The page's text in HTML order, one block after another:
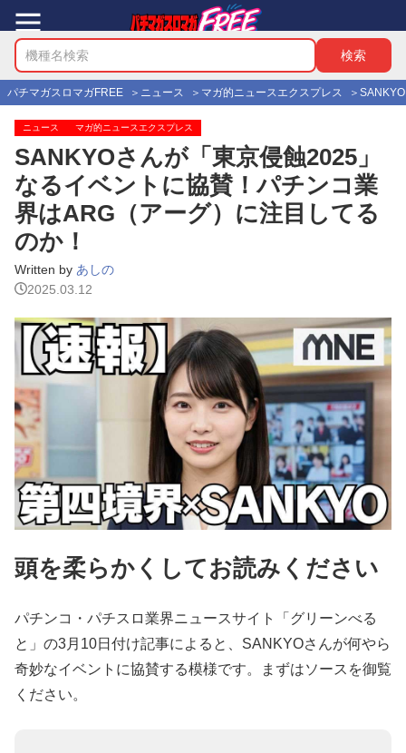
パチマガスロマガFREE ニュース マガ的ニュースエクスプレス
ニュース マガ的ニュースエクスプレス
SANKYOさんが「東京侵蝕2025」
なるイベントに協賛！パチンコ業
界はARG（アーグ）に注目してる
のか！
Written by あしの
2025.03.12
頭を柔らかくしてお読みください
パチンコ・パチスロ業界ニュースサイト「グリーンべる
と」の3月10日付け記事によると、SANKYOさんが何やら
奇妙なイベントに協賛する模様です。まずはソースを御覧
ください。